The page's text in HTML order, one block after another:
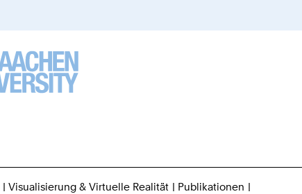
Visualisierung & Virtuelle Realität
Publikationen